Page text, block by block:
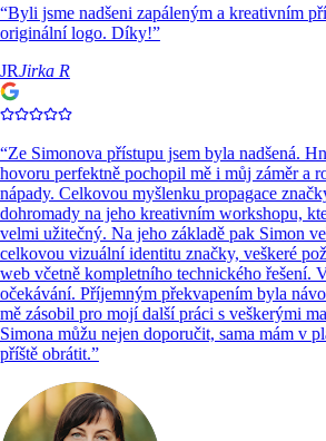
Byli jsme nadšeni zapáleným a kreativním
logo. Díky!”
Jirka R
Ze Simonova přístupu jsem byla nadšená.
perfektně pochopil mě i můj záměr a
Celkovou myšlenku propagace
na jeho kreativním workshopu,
užitečný. Na jeho základě pak Simon
vizuální identitu značky, veškeré
včetně kompletního technického řešení.
Příjemným překvapením byla
zásobil pro mojí další práci s veškerými
můžu nejen doporučit, sama mám v
obrátit.”